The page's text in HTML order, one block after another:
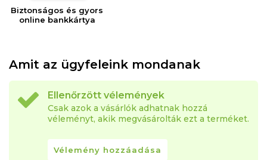
Biztonságos és gyors
online bankkártya
Amit az ügyfeleink mondanak
Ellenőrzött vélemények
Csak azok a vásárlók adhatnak hozzá
véleményt, akik megvásárolták ezt a terméket.
Vélemény hozzáadása